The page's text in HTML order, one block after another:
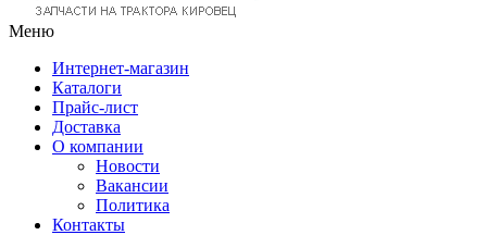
Меню
Интернет-магазин
Каталоги
Прайс-лист
Доставка
О компании
Новости
Вакансии
Политика
Контакты